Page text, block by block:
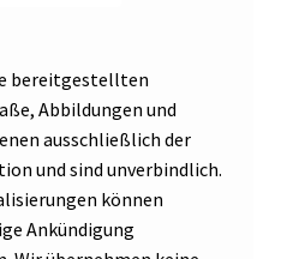
bereitgestellten
Abbildungen und
ausschließlich der
und sind unverbindlich.
können
Ankündigung